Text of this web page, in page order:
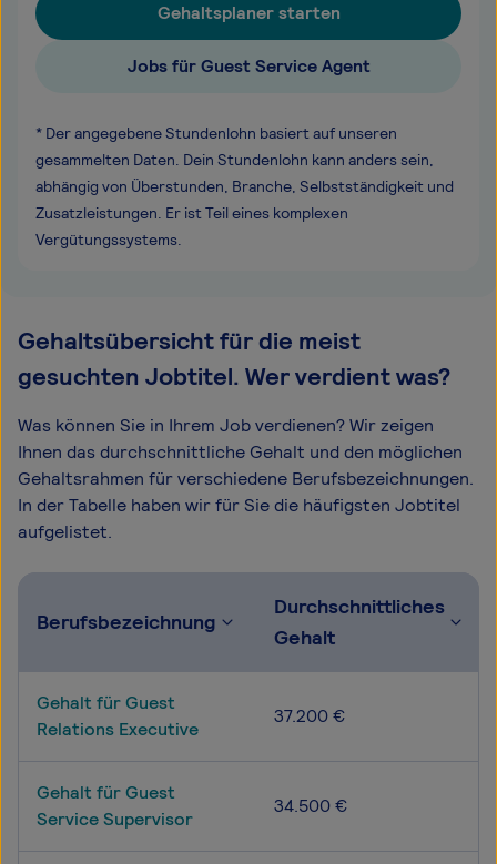
Gehaltsplaner starten
Jobs für Guest Service Agent
* Der angegebene Stundenlohn basiert auf unseren
gesammelten Daten. Dein Stundenlohn kann anders sein,
abhängig von Überstunden, Branche, Selbstständigkeit und
Zusatzleistungen. Er ist Teil eines komplexen
Vergütungssystems.
Gehaltsübersicht für die meist
gesuchten Jobtitel. Wer verdient was?
Was können Sie in Ihrem Job verdienen? Wir zeigen
Ihnen das durchschnittliche Gehalt und den möglichen
Gehaltsrahmen für verschiedene Berufsbezeichnungen.
In der Tabelle haben wir für Sie die häufigsten Jobtitel
aufgelistet.
Berufsbezeichnung
Durchschnittliches
Gehalt
Gehalt für Guest
Relations Executive
37.200 €
Gehalt für Guest
Service Supervisor
34.500 €